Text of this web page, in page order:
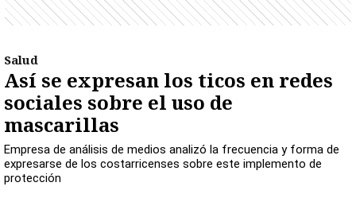
Salud
Así se expresan los ticos en redes
sociales sobre el uso de
mascarillas
Empresa de análisis de medios analizó la frecuencia y forma de
expresarse de los costarricenses sobre este implemento de
protección